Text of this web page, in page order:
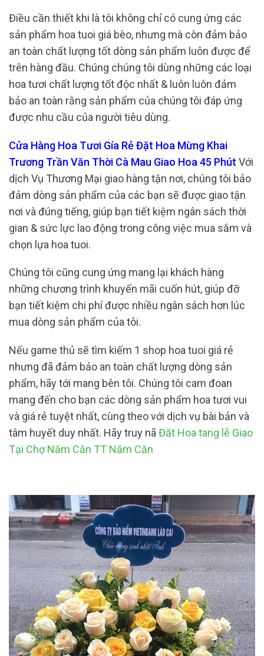
Điều cần thiết khi là tôi không chỉ có cung ứng các
sản phẩm hoa tuoi giá bèo, nhưng mà còn đảm bảo
an toàn chất lượng tốt dòng sản phẩm luôn được để
trên hàng đầu. Chúng chúng tôi dùng những các loại
hoa tươi chất lượng tốt độc nhất & luôn luôn đảm
bảo an toàn rằng sản phẩm của chúng tôi đáp ứng
được nhu cầu của người tiêu dùng.
Cửa Hàng Hoa Tươi Gía Rẻ Đặt Hoa Mừng Khai
Trương Trần Văn Thời Cà Mau Giao Hoa 45 Phút Với
dịch Vụ Thương Mại giao hàng tận nơi, chúng tôi bảo
đảm dòng sản phẩm của các bạn sẽ được giao tận
nơi và đúng tiếng, giúp bạn tiết kiệm ngân sách thời
gian & sức lực lao động trong công việc mua sắm và
chọn lựa hoa tuoi.
Chúng tôi cũng cung ứng mang lại khách hàng
những chương trình khuyến mãi cuốn hút, giúp đỡ
bạn tiết kiệm chi phí được nhiều ngân sách hơn lúc
mua dòng sản phẩm của tôi.
Nếu game thủ sẽ tìm kiếm 1 shop hoa tuoi giá rẻ
nhưng đã đảm bảo an toàn chất lượng dòng sản
phẩm, hãy tới mang bên tôi. Chúng tôi cam đoan
mang đến cho bạn các dòng sản phẩm hoa tươi vui
và giá rẻ tuyệt nhất, cùng theo với dịch vụ bài bản và
tâm huyết duy nhất. Hãy truy nã Đăt Hoa tang lễ Giao
Tại Chợ Năm Căn TT Năm Căn